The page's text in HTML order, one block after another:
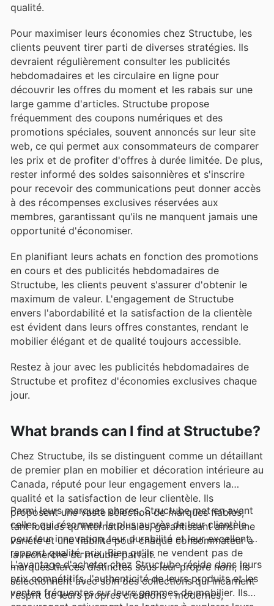
qualité.
Pour maximiser leurs économies chez Structube, les
clients peuvent tirer parti de diverses stratégies. Ils
devraient régulièrement consulter les publicités
hebdomadaires et les circulaire en ligne pour
découvrir les offres du moment et les rabais sur une
large gamme d'articles. Structube propose
fréquemment des coupons numériques et des
promotions spéciales, souvent annoncés sur leur site
web, ce qui permet aux consommateurs de comparer
les prix et de profiter d'offres à durée limitée. De plus,
rester informé des soldes saisonnières et s'inscrire
pour recevoir des communications peut donner accès
à des récompenses exclusives réservées aux
membres, garantissant qu'ils ne manquent jamais une
opportunité d'économiser.
En planifiant leurs achats en fonction des promotions
en cours et des publicités hebdomadaires de
Structube, les clients peuvent s'assurer d'obtenir le
maximum de valeur. L'engagement de Structube
envers l'abordabilité et la satisfaction de la clientèle
est évident dans leurs offres constantes, rendant le
mobilier élégant et de qualité toujours accessible.
Restez à jour avec les publicités hebdomadaires de
Structube et profitez d'économies exclusives chaque
jour.
What brands can I find at Structube?
Chez Structube, ils se distinguent comme un détaillant
de premier plan en mobilier et décoration intérieure au
Canada, réputé pour leur engagement envers la
qualité et la satisfaction de leur clientèle. Ils
proposent une vaste sélection de marques fiables,
tant locales qu'internationales, garantissant ainsi une
variété et une fiabilité pour chaque consommateur à
la recherche du meuble parfait.
Parmi leurs marques phares, Structube met en avant
celles qui résonnent le plus auprès de leur clientèle
pour leur innovation, leur durabilité et leur excellent
rapport qualité-prix. Bien qu'ils ne vendent pas de
marques tierces distinctes sous leur propre nom, ils
sélectionnent avec soin des collections qui incarnent
l'esprit de leurs propres créations : modernes,
L'avantage d'acheter chez Structube réside dans leurs
prix compétitifs, l'authenticité de leurs produits et les
ventes fréquentes sur leurs gammes de mobilier. Ils